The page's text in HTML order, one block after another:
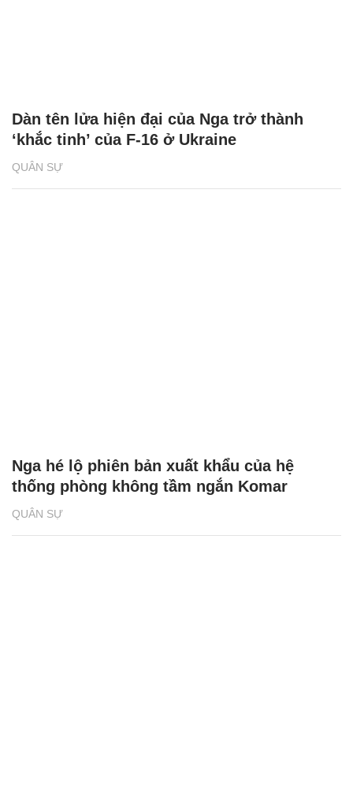
QUÂN SỰ
Dàn tên lửa hiện đại của Nga trở thành
‘khắc tinh’ của F-16 ở Ukraine
QUÂN SỰ
Nga hé lộ phiên bản xuất khẩu của hệ
thống phòng không tầm ngắn Komar